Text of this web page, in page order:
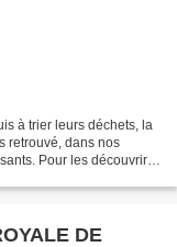
à trier leurs déchets, la
retrouvé, dans nos
Pour les découvrir,
DE